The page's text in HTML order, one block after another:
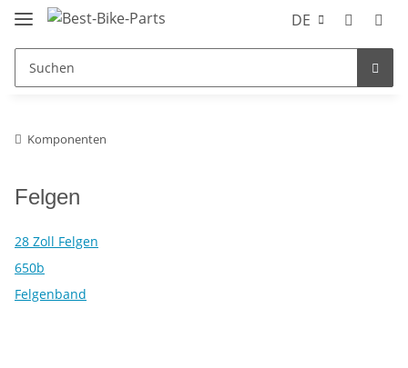
DE
Komponenten
Felgen
28 Zoll Felgen
650b
Felgenband